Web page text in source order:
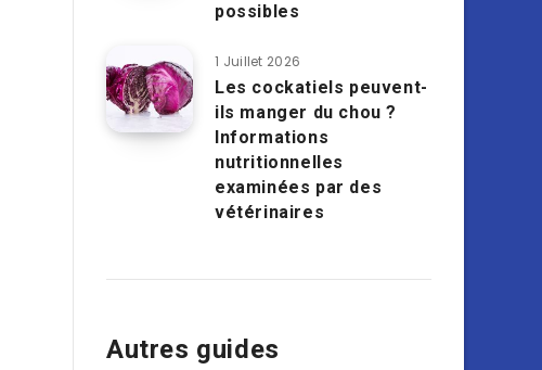
possibles
1 Juillet 2026
Les cockatiels peuvent-
ils manger du chou ?
Informations
nutritionnelles
examinées par des
vétérinaires
Autres guides